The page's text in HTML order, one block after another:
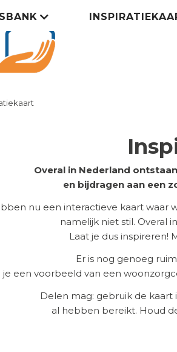
Overal in Nederland
en bijdragen aan een
nu een interactieve kaart waar
namelijk niet stil. Overal
Laat je dus inspireren!
Er is nog genoeg
je een voorbeeld van een
Delen mag: gebruik de
al hebben bereikt. Houd